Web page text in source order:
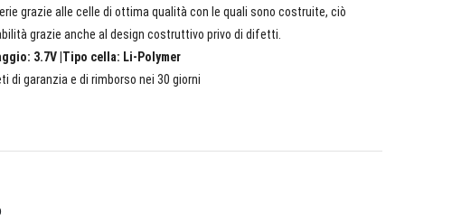
grazie alle celle di ottima qualità con le quali sono costruite, ciò
grazie anche al design costruttivo privo di difetti.
3.7V |Tipo cella: Li-Polymer
di garanzia e di rimborso nei 30 giorni